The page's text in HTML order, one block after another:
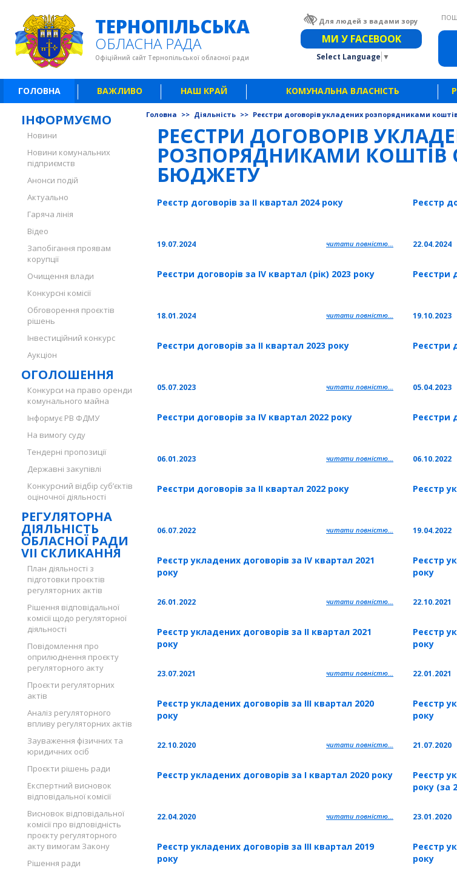
ТЕРНОПІЛЬСЬКА
ОБЛАСНА РАДА
Офіційний сайт Тернопільської обласної ради
Для людей з вадами зору
МИ У FACEBOOK
Select Language ▼
ГОЛОВНА ВАЖЛИВО НАШ КРАЙ КОМУНАЛЬНА ВЛАСНІСТЬ
ІНФОРМУЄМО
Новини
Новини комунальних
підприємств
Анонси подій
Актуально
Гаряча лінія
Відео
Запобігання проявам
корупції
Очищення влади
Конкурсні комісії
Обговорення проєктів
рішень
Інвестиційний конкурс
Аукціон
ОГОЛОШЕННЯ
Конкурси на право оренди
комунального майна
Інформує РВ ФДМУ
На вимогу суду
Тендерні пропозиції
Державні закупівлі
Конкурсний відбір суб’єктів
оціночної діяльності
РЕГУЛЯТОРНА
ДІЯЛЬНІСТЬ
ОБЛАСНОЇ РАДИ
VII СКЛИКАННЯ
План діяльності з
підготовки проєктів
регуляторних актів
Рішення відповідальної
комісії щодо регуляторної
діяльності
Повідомлення про
оприлюднення проєкту
регуляторного акту
Проєкти регуляторних
актів
Аналіз регуляторного
впливу регуляторних актів
Зауваження фізичних та
юридичних осіб
Проєкти рішень ради
Експертний висновок
відповідальної комісії
Висновок відповідальної
комісії про відповідність
проєкту регуляторного
акту вимогам Закону
Рішення ради
Головна >> Діяльність >> Реєстри договорів укладених розпорядниками
РЕЄСТРИ ДОГОВОРІВ
РОЗПОРЯДНИКАМИ КОШТІВ
БЮДЖЕТУ
Реєстр договорів за ІІ квартал 2024 року
19.07.2024 читати повністю...
Реєстри договорів за IV квартал (рік) 2023 року
18.01.2024 читати повністю...
Реєстри договорів за ІІ квартал 2023 року
05.07.2023 читати повністю...
Реєстри договорів за ІV квартал 2022 року
06.01.2023 читати повністю...
Реєстри договорів за ІІ квартал 2022 року
06.07.2022 читати повністю...
Реєстр укладених договорів за IV квартал 2021
року
26.01.2022 читати повністю...
Реєстр укладених договорів за II квартал 2021
року
23.07.2021 читати повністю...
Реєстр укладених договорів за IІІ квартал 2020
року
22.10.2020 читати повністю...
Реєстр укладених договорів за I квартал 2020 року
22.04.2020 читати повністю...
Реєстр укладених договорів за IІІ квартал 2019
року
Реєстр
22.04.2024
Реєстри
19.10.2023
Реєстри
05.04.2023
Реєстри
06.10.2022
Реєстр
19.04.2022
Реєстр
року
22.10.2021
Реєстр
року
22.01.2021
Реєстр
року
21.07.2020
Реєстр
року (за
23.01.2020
Реєстр
року